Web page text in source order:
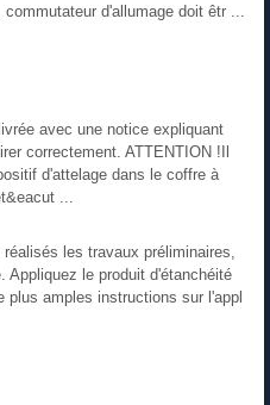
commutateur d'allumage doit êtr ...
avec une notice expliquant
correctement. ATTENTION !Il
d'attelage dans le coffre à
...
les travaux préliminaires,
le produit d'étanchéité
plus amples instructions sur l'appl